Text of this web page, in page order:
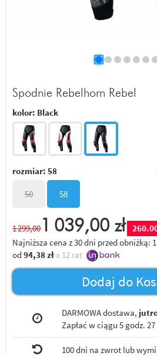
Spodnie Rebelhorn Rebel
kolor: Black
rozmiar: 58
50 58
1 299,00 1 039,00 zł
Najniższa cena z 30 dni przed obniżką:
od 94,38 zł x 12 rat
Dodaj do
DARMOWA dostawa,
Zapłać w ciągu5 godz.
100 dni na zwrot lub